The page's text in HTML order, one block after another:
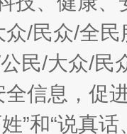
/民众/全
民/大众/民
信息，促
”和“说真